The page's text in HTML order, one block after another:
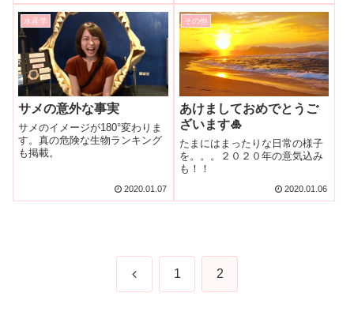
水産学
サメの意外な事実
サメのイメージが180°変わりま
す。真の危険な生物ランキング
も掲載。
2020.01.07
その他
あけましておめでとうご
ざいます🎍
たまにはまったりな日常の様子
を。。。２０２０年の意気込み
も！！
2020.01.06
前 1 2